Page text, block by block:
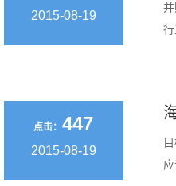
2015-08-19
点击：447
2015-08-19